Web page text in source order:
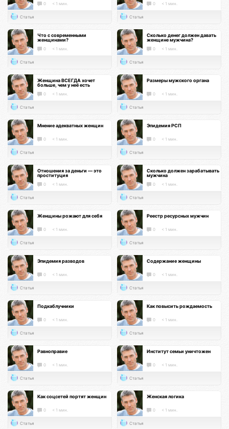
0 < 1 мин.
Статья
0 < 1 мин.
Статья
Что с современными
женщинами?
0 < 1 мин.
Статья
Сколько денег должен давать
женщине мужчина?
0 < 1 мин.
Статья
Женщина ВСЕГДА хочет
больше, чем у неё есть
0 < 1 мин.
Статья
Размеры мужского органа
0 < 1 мин.
Статья
Мнение адекватных женщин
0 < 1 мин.
Статья
Эпидемия РСП
0 < 1 мин.
Статья
Отношения за деньги — это
проституция
0 < 1 мин.
Статья
Сколько должен зарабатывать
мужчина
0 < 1 мин.
Статья
Женщины рожают для себя
0 < 1 мин.
Статья
Реестр ресурсных мужчин
0 < 1 мин.
Статья
Эпидемия разводов
0 < 1 мин.
Статья
Содержание женщины
0 < 1 мин.
Статья
Подкаблучники
0 < 1 мин.
Статья
Как повысить рождаемость
0 < 1 мин.
Статья
Равноправие
0 < 1 мин.
Статья
Институт семьи уничтожен
0 < 1 мин.
Статья
Как соцсетей портят женщин
0 < 1 мин.
Статья
Женская логика
0 < 1 мин.
Статья